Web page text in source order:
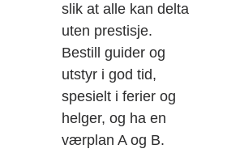
slik at alle kan delta
uten prestisje.
Bestill guider og
utstyr i god tid,
spesielt i ferier og
helger, og ha en
værplan A og B.